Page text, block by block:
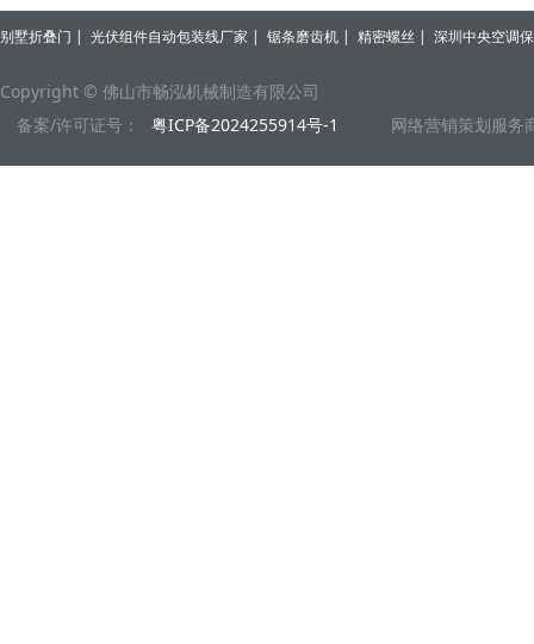
别墅折叠门 | 光伏组件自动包装线厂家 | 锯条磨齿机 | 精密螺丝 | 深圳中央空调
Copyright © 佛山市畅泓机械制造有限公司
备案/许可证号：
粤ICP备2024255914号-1 网络营销策划服务